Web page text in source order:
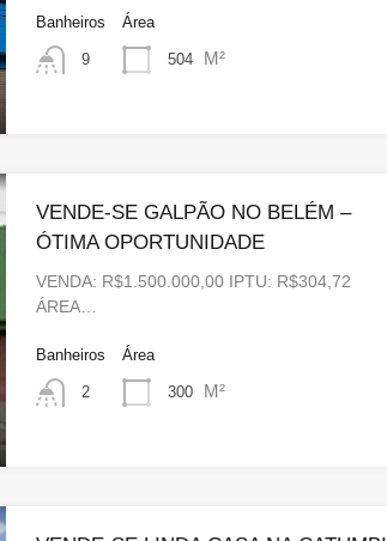
Banheiros
9
Área
504 M²
VENDE-SE GALPÃO NO BELÉM –
ÓTIMA OPORTUNIDADE
VENDA: R$1.500.000,00 IPTU: R$304,72
ÁREA…
Banheiros
2
Área
300 M²